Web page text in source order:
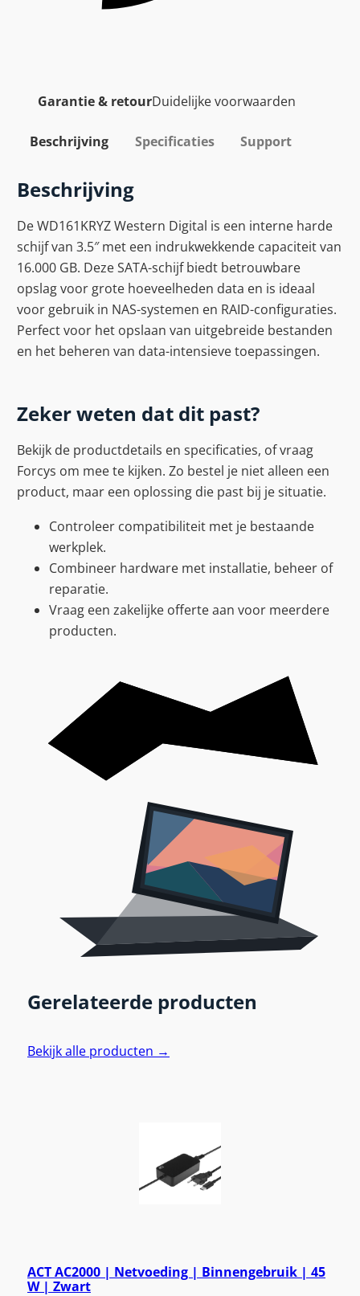
Garantie & retourDuidelijke voorwaarden
Beschrijving Specificaties Support
Beschrijving
De WD161KRYZ Western Digital is een interne harde
schijf van 3.5″ met een indrukwekkende capaciteit van
16.000 GB. Deze SATA-schijf biedt betrouwbare
opslag voor grote hoeveelheden data en is ideaal
voor gebruik in NAS-systemen en RAID-configuraties.
Perfect voor het opslaan van uitgebreide bestanden
en het beheren van data-intensieve toepassingen.
Zeker weten dat dit past?
Bekijk de productdetails en specificaties, of vraag
Forcys om mee te kijken. Zo bestel je niet alleen een
product, maar een oplossing die past bij je situatie.
Controleer compatibiliteit met je bestaande
werkplek.
Combineer hardware met installatie, beheer of
reparatie.
Vraag een zakelijke offerte aan voor meerdere
producten.
Gerelateerde producten
Bekijk alle producten →
ACT AC2000 | Netvoeding | Binnengebruik | 45
W | Zwart